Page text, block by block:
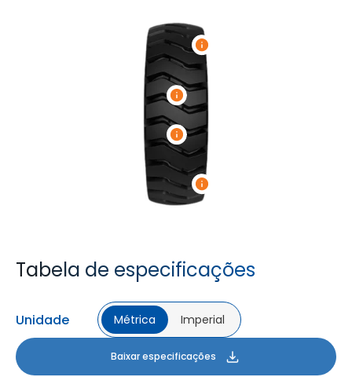
Tabela de especificações
Unidade Métrica Imperial
Baixar especificações